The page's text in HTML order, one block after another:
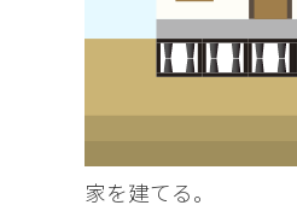
家を建てる。